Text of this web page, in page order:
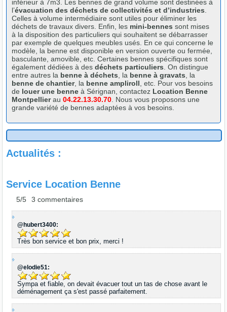
inférieur à 7m3. Les bennes de grand volume sont destinées à
l’évacuation des déchets de collectivités et d’industries
Celles à volume intermédiaire sont utiles pour éliminer les
déchets de travaux divers. Enfin, les mini-bennes sont mises
à la disposition des particuliers qui souhaitent se débarrasser
par exemple de quelques meubles usés. En ce qui concerne le
modèle, la benne est disponible en version ouverte ou fermée,
basculante, amovible, etc. Certaines bennes spécifiques sont
également dédiées à desdéchets particuliers . On distingue
entre autres la benne à déchets , la benne à gravats , la
benne de chantier, la benne ampliroll , etc. Pour vos besoins
de louer une benne à Sérignan, contactez Location Benne
Montpellierau04.22.13.30.70 . Nous vous proposons une
grande variété de bennes adaptées à vos besoins.
Actualités :
Service Location Benne
3 commentaires
5/5
@hubert3400:
Très bon service et bon prix, merci !
@elodie51:
Sympa et fiable, on devait évacuer tout un tas de chose avant le
déménagement ça s'est passé parfaitement.